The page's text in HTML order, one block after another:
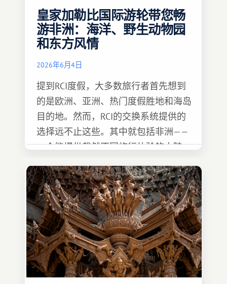
皇家加勒比国际游轮带您畅
游非洲：海洋、野生动物园
和东方风情
2026年6月4日
提到RCI度假，大多数旅行者首先想到
的是欧洲、亚洲、热门度假胜地和海岛
目的地。然而，RCI的交换系统提供的
选择远不止这些。其中就包括非洲——
一个能提供截然不同旅行体验的大陆。